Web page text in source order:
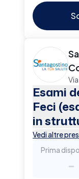
Esami
Feci
in
Vedi altre
Prima
-